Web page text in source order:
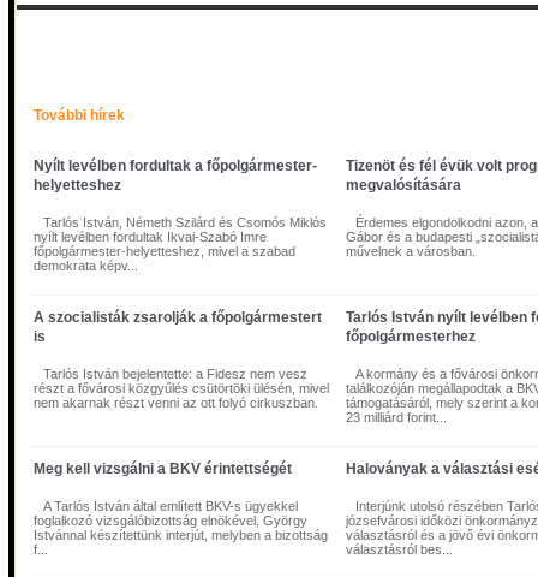
Tarlós István, Németh Szilárd és Csomós Miklós nyílt levélben fordultak Ikvai-
írják: nem kellett volna "tanácsadói szerződések" és végkielégítések címén
talicskával kitolni a mostani hiánynál jóval több pénzt BKV-tól.
Tizenöt és fél évük volt programjuk megvalósítására
További hírek
Nyílt levélben fordultak a főpolgármester-
helyetteshez
Tarlós István, Németh Szilárd és Csomós Miklós
nyílt levélben fordultak Ikvai-Szabó Imre
főpolgármester-helyetteshez, mivel a szabad
demokrata képv...
Tizenöt és fél évük volt
megvalósítására
Érdemes elgondolkodni azon,
Gábor és a budapesti
művelnek a városban.
A szocialisták zsarolják a főpolgármestert
is
Tarlós István bejelentette: a Fidesz nem vesz
részt a fővárosi közgyűlés csütörtöki ülésén, mivel
nem akarnak részt venni az ott folyó cirkuszban.
Tarlós István nyílt levélben
főpolgármesterhez
A kormány és a fővárosi
találkozóján megállapodtak a
támogatásáról, mely szerint a
23 milliárd forint...
Meg kell vizsgálni a BKV érintettségét
A Tarlós István által említett BKV-s ügyekkel
foglalkozó vizsgálóbizottság elnökével, György
Istvánnal készítettünk interjút, melyben a bizottság
f...
Haloványak a választási
Interjúnk utolsó részében
józsefvárosi időközi
választásról és a jövő évi
választásról bes...